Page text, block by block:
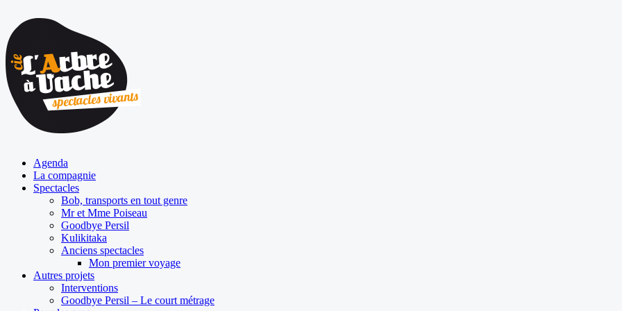
Agenda
La compagnie
Spectacles
Bob, transports en tout genre
Mr et Mme Poiseau
Goodbye Persil
Kulikitaka
Anciens spectacles
Mon premier voyage
Autres projets
Interventions
Goodbye Persil – Le court métrage